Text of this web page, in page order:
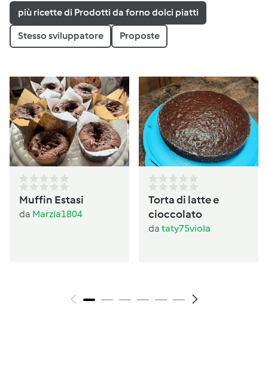
più ricette di Prodotti da forno dolci piatti
Stesso sviluppatore Proposte
Muffin Estasi
da Marzia1804
Torta di latte e
cioccolato
da taty75viola